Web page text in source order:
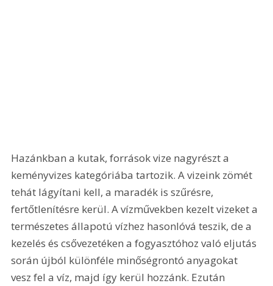
Hazánkban a kutak, források vize nagyrészt a
keményvizes kategóriába tartozik. A vizeink zömét
tehát lágyítani kell, a maradék is szűrésre,
fertőtlenítésre kerül. A vízművekben kezelt vizeket a
természetes állapotú vízhez hasonlóvá teszik, de a
kezelés és csővezetéken a fogyasztóhoz való eljutás
során újból különféle minőségrontó anyagokat
vesz fel a víz, majd így kerül hozzánk. Ezután